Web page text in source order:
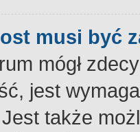
musi być
mógł
jest
także